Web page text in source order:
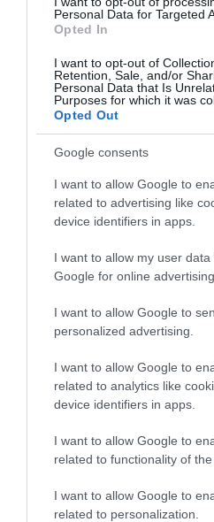
Personal Data for Targeted
Opted In
I want to opt-out of
Retention, Sale, and/or
Personal Data that Is
Purposes for which it was
Opted Out
Google consents
I want to allow Google to
related to advertising like
device identifiers in apps.
I want to allow my user
Google for online
I want to allow Google to
personalized advertising.
I want to allow Google to
related to analytics like
device identifiers in apps.
I want to allow Google to
related to functionality of
I want to allow Google to
related to personalization.
másik anapszak: a
ketonok biztosítanak
agynak, de a délutáni
fáradtság.
Ez is érdekelhet!
3 napos vízböjt –
vagy veszélyes
A kutatás szerint tehát a
felnőttnyugodtan
teljesítményvesztéstől
a módszer nem való
betegséggel élőknek vagy
koncentrációt igénylő
is érdemes rendszeresen
(Forrás:ScienceAlert)
Olvasd el ezt is!